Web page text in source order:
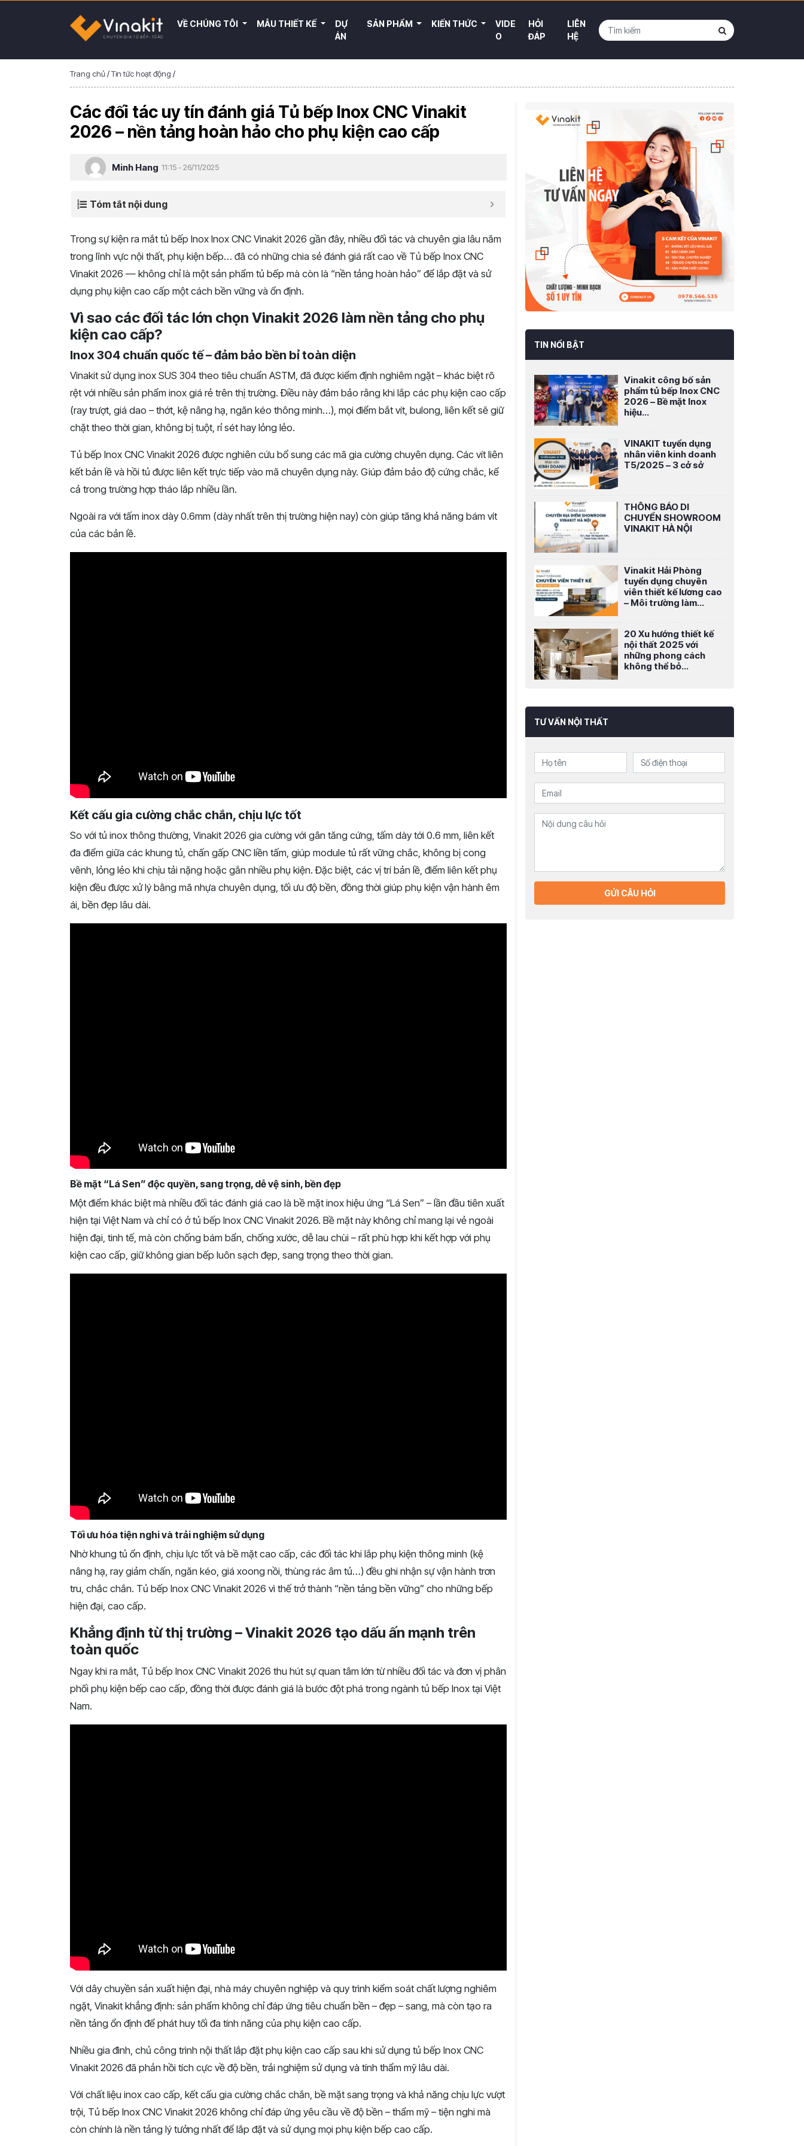
VỀ CHÚNG TÔI MẪU THIẾT KẾ
DỰ
ÁN
SẢN PHẨM KIẾN THỨC
VIDE
O
HỎI
ĐÁP
LIÊN
HỆ
Trang chủ/Tin tức hoạt động /
Các đối tác uy tín đánh giá Tủ bếp Inox CNC Vinakit
2026 – nền tảng hoàn hảo cho phụ kiện cao cấp
Minh Hang 11:15 - 26/11/2025
Tóm tắt nội dung
Trong sự kiện ra mắt tủ bếp Inox Inox CNC Vinakit 2026 gần đây, nhiều đối tác và chuyên gia lâu năm
trong lĩnh vực nội thất, phụ kiện bếp… đã có những chia sẻ đánh giá rất cao về Tủ bếp Inox CNC
Vinakit 2026 — không chỉ là một sản phẩm tủ bếp mà còn là “nền tảng hoàn hảo” để lắp đặt và sử
dụng phụ kiện cao cấp một cách bền vững và ổn định.
Vì sao các đối tác lớn chọn Vinakit 2026 làm nền tảng cho phụ
kiện cao cấp?
Inox 304 chuẩn quốc tế – đảm bảo bền bỉ toàn diện
Vinakit sử dụng inox SUS 304 theo tiêu chuẩn ASTM, đã được kiểm định nghiêm ngặt – khác biệt rõ
rệt với nhiều sản phẩm inox giá rẻ trên thị trường. Điều này đảm bảo rằng khi lắp các phụ kiện cao cấp
(ray trượt, giá dao – thớt, kệ nâng hạ, ngăn kéo thông minh…), mọi điểm bắt vít, bulong, liên kết sẽ giữ
chặt theo thời gian, không bị tuột, rỉ sét hay lỏng lẻo.
Tủ bếp Inox CNC Vinakit 2026 được nghiên cứu bổ sung các mã gia cường chuyên dụng. Các vít liên
kết bản lề và hồi tủ được liên kết trực tiếp vào mã chuyên dụng này. Giúp đảm bảo độ cứng chắc, kể
cả trong trường hợp tháo lắp nhiều lần.
Ngoài ra với tấm inox dày 0.6mm (dày nhất trên thị trường hiện nay) còn giúp tăng khả năng bám vít
của các bản lề.
Kết cấu gia cường chắc chắn, chịu lực tốt
So với tủ inox thông thường, Vinakit 2026 gia cường với gân tăng cứng, tấm dày tới 0.6 mm, liên kết
đa điểm giữa các khung tủ, chấn gấp CNC liền tấm, giúp module tủ rất vững chắc, không bị cong
vênh, lỏng lẻo khi chịu tải nặng hoặc gắn nhiều phụ kiện. Đặc biệt, các vị trí bản lề, điểm liên kết phụ
kiện đều được xử lý bằng mã nhựa chuyên dụng, tối ưu độ bền, đồng thời giúp phụ kiện vận hành êm
ái, bền đẹp lâu dài.
Bề mặt “Lá Sen” độc quyền, sang trọng, dễ vệ sinh, bền đẹp
Một điểm khác biệt mà nhiều đối tác đánh giá cao là bề mặt inox hiệu ứng “Lá Sen” – lần đầu tiên xuất
hiện tại Việt Nam và chỉ có ở tủ bếp Inox CNC Vinakit 2026. Bề mặt này không chỉ mang lại vẻ ngoài
hiện đại, tinh tế, mà còn chống bám bẩn, chống xước, dễ lau chùi – rất phù hợp khi kết hợp với phụ
kiện cao cấp, giữ không gian bếp luôn sạch đẹp, sang trọng theo thời gian.
Tối ưu hóa tiện nghi và trải nghiệm sử dụng
Nhờ khung tủ ổn định, chịu lực tốt và bề mặt cao cấp, các đối tác khi lắp phụ kiện thông minh (kệ
nâng hạ, ray giảm chấn, ngăn kéo, giá xoong nồi, thùng rác âm tủ…) đều ghi nhận sự vận hành trơn
tru, chắc chắn. Tủ bếp Inox CNC Vinakit 2026 vì thế trở thành “nền tảng bền vững” cho những bếp
hiện đại, cao cấp.
Khẳng định từ thị trường – Vinakit 2026 tạo dấu ấn mạnh trên
toàn quốc
Ngay khi ra mắt, Tủ bếp Inox CNC Vinakit 2026 thu hút sự quan tâm lớn từ nhiều đối tác và đơn vị phân
phối phụ kiện bếp cao cấp, đồng thời được đánh giá là bước đột phá trong ngành tủ bếp Inox tại Việt
Nam.
Với dây chuyền sản xuất hiện đại, nhà máy chuyên nghiệp và quy trình kiểm soát chất lượng nghiêm
ngặt, Vinakit khẳng định: sản phẩm không chỉ đáp ứng tiêu chuẩn bền – đẹp – sang, mà còn tạo ra
nền tảng ổn định để phát huy tối đa tính năng của phụ kiện cao cấp.
Nhiều gia đình, chủ công trình nội thất lắp đặt phụ kiện cao cấp sau khi sử dụng tủ bếp Inox CNC
Vinakit 2026 đã phản hồi tích cực về độ bền, trải nghiệm sử dụng và tính thẩm mỹ lâu dài.
Với chất liệu inox cao cấp, kết cấu gia cường chắc chắn, bề mặt sang trọng và khả năng chịu lực vượt
trội, Tủ bếp Inox CNC Vinakit 2026 không chỉ đáp ứng yêu cầu về độ bền – thẩm mỹ – tiện nghi mà
còn chính là nền tảng lý tưởng nhất để lắp đặt và sử dụng mọi phụ kiện bếp cao cấp.
TIN NỔI BẬT
Vinakit công bố sản
phẩm tủ bếp Inox CNC
2026 – Bề mặt Inox
hiệu...
VINAKIT tuyển dụng
nhân viên kinh doanh
T5/2025 – 3 cở sở
THÔNG BÁO DI
CHUYỂN SHOWROOM
VINAKIT HÀ NỘI
Vinakit Hải Phòng
tuyển dụng chuyên
viên thiết kế lương cao
– Môi trường làm...
20 Xu hướng thiết kế
nội thất 2025 với
những phong cách
không thể bỏ...
TƯ VẤN NỘI THẤT
GỬI CÂU HỎI